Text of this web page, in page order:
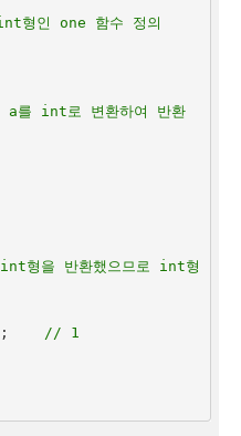
형인 one 함수 정의
를 int로 변환하여 반환
형을 반환했으므로 int형
// 1